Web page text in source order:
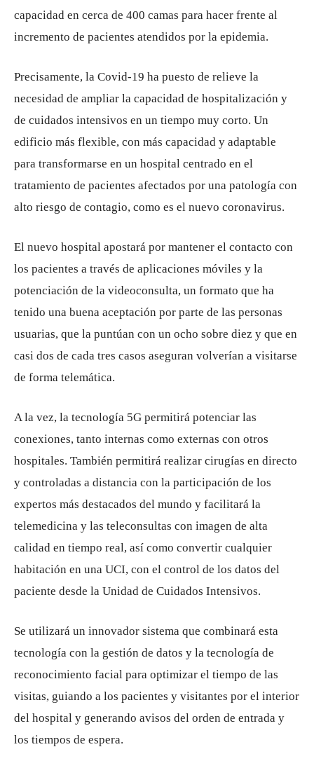
capacidad en cerca de 400 camas para hacer frente al
incremento de pacientes atendidos por la epidemia.
Precisamente, la Covid-19 ha puesto de relieve la
necesidad de ampliar la capacidad de hospitalización y
de cuidados intensivos en un tiempo muy corto. Un
edificio más flexible, con más capacidad y adaptable
para transformarse en un hospital centrado en el
tratamiento de pacientes afectados por una patología con
alto riesgo de contagio, como es el nuevo coronavirus.
El nuevo hospital apostará por mantener el contacto con
los pacientes a través de aplicaciones móviles y la
potenciación de la videoconsulta, un formato que ha
tenido una buena aceptación por parte de las personas
usuarias, que la puntúan con un ocho sobre diez y que en
casi dos de cada tres casos aseguran volverían a visitarse
de forma telemática.
A la vez, la tecnología 5G permitirá potenciar las
conexiones, tanto internas como externas con otros
hospitales. También permitirá realizar cirugías en directo
y controladas a distancia con la participación de los
expertos más destacados del mundo y facilitará la
telemedicina y las teleconsultas con imagen de alta
calidad en tiempo real, así como convertir cualquier
habitación en una UCI, con el control de los datos del
paciente desde la Unidad de Cuidados Intensivos.
Se utilizará un innovador sistema que combinará esta
tecnología con la gestión de datos y la tecnología de
reconocimiento facial para optimizar el tiempo de las
visitas, guiando a los pacientes y visitantes por el interior
del hospital y generando avisos del orden de entrada y
los tiempos de espera.